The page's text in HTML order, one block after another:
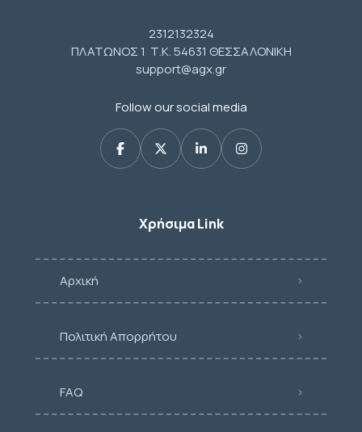
2312132324
ΠΛΑΤΩΝΟΣ 1 Τ.Κ. 54631 ΘΕΣΣΑΛΟΝΙΚΗ
support@agx.gr
Follow our social media
Χρήσιμα Link
Αρχική
Πολιτική Απορρήτου
FAQ